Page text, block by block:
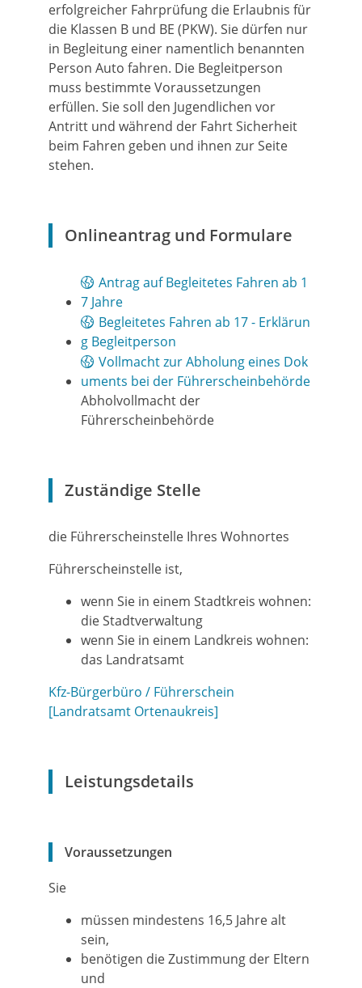
erfolgreicher Fahrprüfung die Erlaubnis für
die Klassen B und BE (PKW). Sie dürfen nur
in Begleitung einer namentlich benannten
Person Auto fahren. Die Begleitperson
muss bestimmte Voraussetzungen
erfüllen. Sie soll den Jugendlichen vor
Antritt und während der Fahrt Sicherheit
beim Fahren geben und ihnen zur Seite
stehen.
Onlineantrag und Formulare
Antrag auf Begleitetes Fahren ab 1
7 Jahre
Begleitetes Fahren ab 17 - Erklärun
g Begleitperson
Vollmacht zur Abholung eines Dok
uments bei der Führerscheinbehörde
Abholvollmacht der
Führerscheinbehörde
Zuständige Stelle
die Führerscheinstelle Ihres Wohnortes
Führerscheinstelle ist,
wenn Sie in einem Stadtkreis wohnen:
die Stadtverwaltung
wenn Sie in einem Landkreis wohnen:
das Landratsamt
Kfz-Bürgerbüro / Führerschein
[Landratsamt Ortenaukreis]
Leistungsdetails
Voraussetzungen
Sie
müssen mindestens 16,5 Jahre alt
sein,
benötigen die Zustimmung der Eltern
und